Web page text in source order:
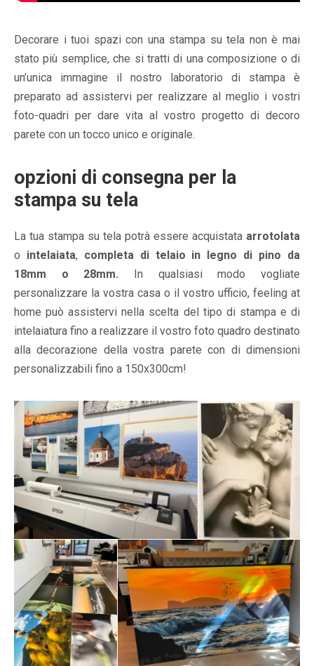
Decorare i tuoi spazi con una stampa su tela non è mai
stato più semplice, che si tratti di una composizione o di
un’unica immagine il nostro laboratorio di stampa è
preparato ad assistervi per realizzare al meglio i vostri
foto-quadri per dare vita al vostro progetto di decoro
parete con un tocco unico e originale.
opzioni di consegna per la
stampa su tela
La tua stampa su tela potrà essere acquistata arrotolata
o intelaiata, completa di telaio in legno di pino da
18mm o 28mm. In qualsiasi modo vogliate
personalizzare la vostra casa o il vostro ufficio, feeling at
home può assistervi nella scelta del tipo di stampa e di
intelaiatura fino a realizzare il vostro foto quadro destinato
alla decorazione della vostra parete con di dimensioni
personalizzabili fino a 150x300cm!